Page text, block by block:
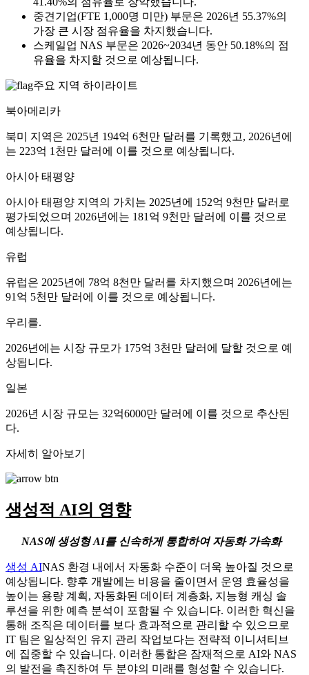
중견기업(FTE 1,000명 미만) 부문은 2026년 55.37%의
가장 큰 시장 점유율을 차지했습니다.
스케일업 NAS 부문은 2026~2034년 동안 50.18%의 점
유율을 차지할 것으로 예상됩니다.
주요 지역 하이라이트
북아메리카
북미 지역은 2025년 194억 6천만 달러를 기록했고, 2026년에
는 223억 1천만 달러에 이를 것으로 예상됩니다.
아시아 태평양
아시아 태평양 지역의 가치는 2025년에 152억 9천만 달러로
평가되었으며 2026년에는 181억 9천만 달러에 이를 것으로
예상됩니다.
유럽
유럽은 2025년에 78억 8천만 달러를 차지했으며 2026년에는
91억 5천만 달러에 이를 것으로 예상됩니다.
우리를.
2026년에는 시장 규모가 175억 3천만 달러에 달할 것으로 예
상됩니다.
일본
2026년 시장 규모는 32억6000만 달러에 이를 것으로 추산된
다.
자세히 알아보기
생성적 AI의 영향
NAS에 생성형 AI를 신속하게 통합하여 자동화 가속화
생성 AINAS 환경 내에서 자동화 수준이 더욱 높아질 것으로
예상됩니다. 향후 개발에는 비용을 줄이면서 운영 효율성을
높이는 용량 계획, 자동화된 데이터 계층화, 지능형 캐싱 솔
루션을 위한 예측 분석이 포함될 수 있습니다. 이러한 혁신을
통해 조직은 데이터를 보다 효과적으로 관리할 수 있으므로
IT 팀은 일상적인 유지 관리 작업보다는 전략적 이니셔티브
에 집중할 수 있습니다. 이러한 통합은 잠재적으로 AI와 NAS
의 발전을 촉진하여 두 분야의 미래를 형성할 수 있습니다.